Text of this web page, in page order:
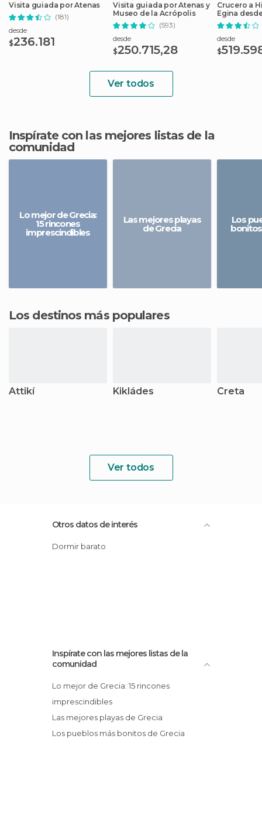
Visita guiada por Atenas
(181)
desde
$236.181
Visita guiada por Atenas y
Museo de la Acrópolis
(593)
desde
$250.715,28
Crucero a
Egina
desde
$
Ver todos
Inspírate con las mejores listas de la
comunidad
Lo mejor de Grecia:
15 rincones
imprescindibles
Las mejores playas
de Grecia
Los
Los destinos más populares
Attikí Kikládes Creta
Ver todos
Otros datos de interés
Dormir barato
Inspírate con las mejores listas de la
comunidad
Lo mejor de Grecia: 15 rincones
imprescindibles
Las mejores playas de Grecia
Los pueblos más bonitos de Grecia